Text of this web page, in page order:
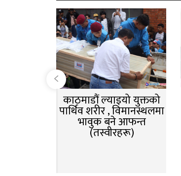
काठमाडौं ल्याइयो युक्तको
पार्थिव शरीर , विमानस्थलमा
भावुक बने आफन्त
(तस्वीरहरू)